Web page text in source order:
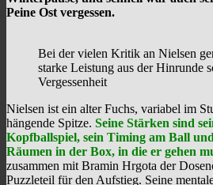
Peine Ost vergessen.
Bei der vielen Kritik an Nielsen
starke Leistung aus der Hinrunde
Vergessenheit
Nielsen ist ein alter Fuchs, variabel im
hängende Spitze. Seine Stärken sind
Kopfballspiel, sein Timing am Ball
Räumen in der Box, in die er gehen
zusammen mit Bramin Hrgota der
Puzzleteil für den Aufstieg. Seine